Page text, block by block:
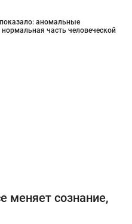
аномальные
часть человеческой
меняет сознание,